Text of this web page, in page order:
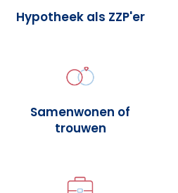
Hypotheek als ZZP'er
Samenwonen of
trouwen